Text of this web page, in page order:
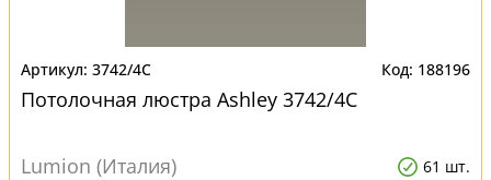
3742/4C 188196
Потолочная люстра Ashley 3742/4C
Lumion (Италия) 61 шт.